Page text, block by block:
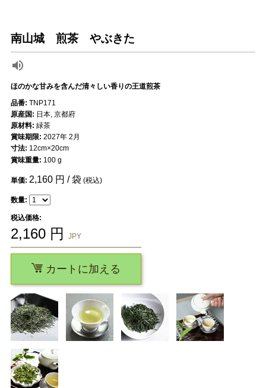
南山城 煎茶 やぶきた
ほのかな甘みを含んだ清々しい香りの王道煎茶
品番: TNP171
原産国: 日本, 京都府
原材料: 緑茶
賞味期限: 2027年 2月
寸法: 12cm×20cm
賞味重量: 100 g
単価: 2,160円 / 袋 (税込)
数量:
税込価格:
2,160円 JPY
カートに加える